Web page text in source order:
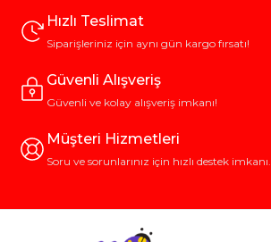
Hızlı Teslimat
Siparişleriniz için aynı gün kargo fırsatı!
Güvenli Alışveriş
Güvenli ve kolay alışveriş imkanı!
Müşteri Hizmetleri
Soru ve sorunlarınız için hızlı destek imkanı.